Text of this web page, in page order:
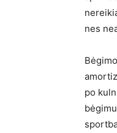
nes
po